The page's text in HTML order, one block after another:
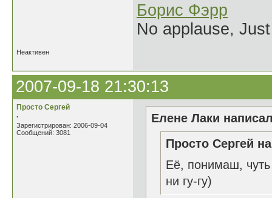
Борис Фэрр
No applause,
Неактивен
2007-09-18 21:30:13
Просто Сергей
.
Зарегистрирован: 2006-09-04
Сообщений: 3081
Елене Лаки
Просто Сергей
Её, понимаш,
ни гу-гу)